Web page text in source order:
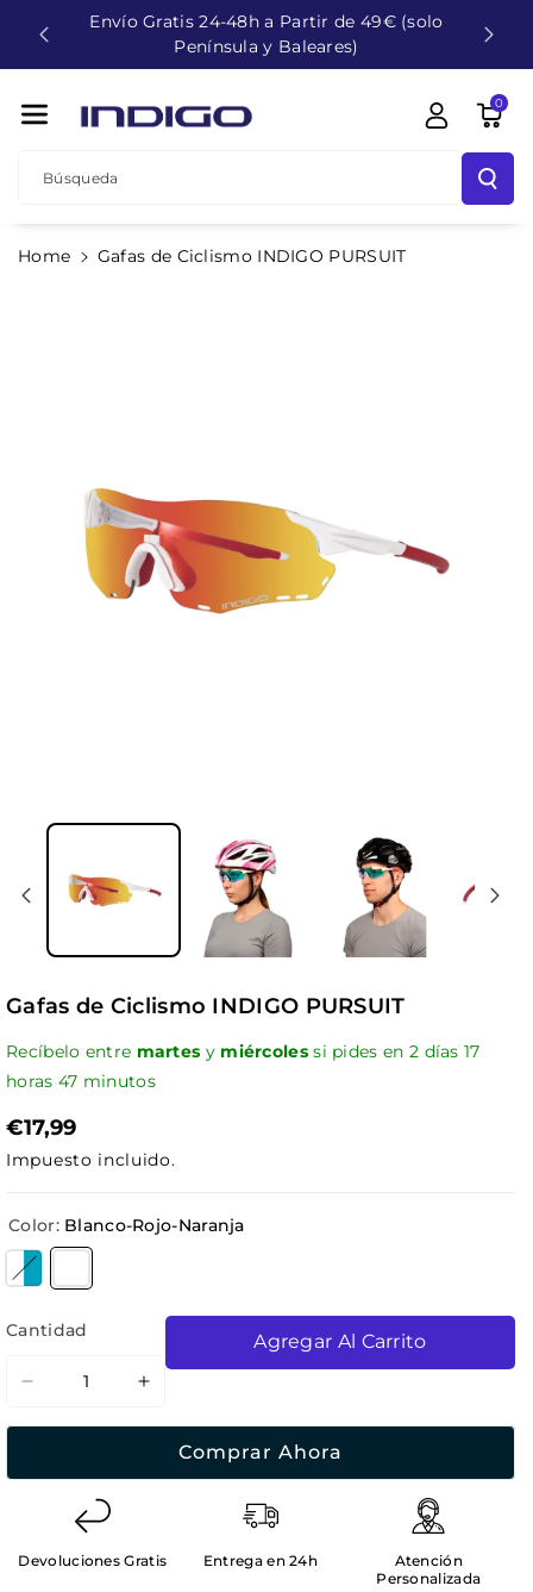
DirectamenteEnvío Gratis 24-48h a Partir de 49€ (solo
Península y Baleares)
Búsqueda
0
Home Gafas de Ciclismo INDIGO PURSUIT
Ir
Gafas de Ciclismo INDIGO PURSUIT
Recíbelo entre martes y miércoles si pides en 2 días 17
horas 47 minutos
€17,99
Impuesto incluido.
Color: Blanco-Rojo-Naranja
Cantidad
Reducir
Ciclismo
INDIGO
Aumentar
para
INDIGO
Agregar Al Carrito
Comprar Ahora
Devoluciones Gratis Entrega en 24h
Atención
Personalizada